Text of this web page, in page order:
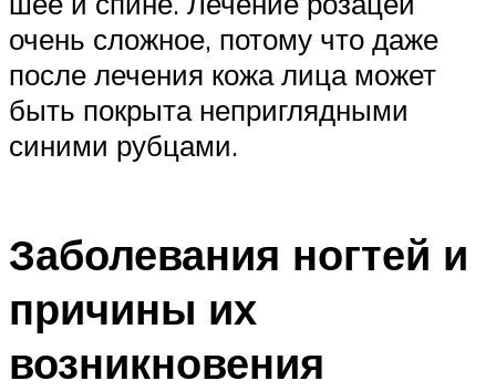
очень сложное, потому что даже
после лечения кожа лица может
быть покрыта неприглядными
синими рубцами.
Заболевания ногтей и
причины их
возникновения